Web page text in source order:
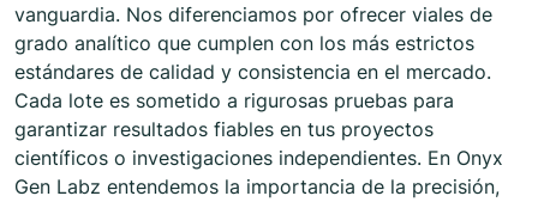
vanguardia. Nos diferenciamos por ofrecer viales de
grado analítico que cumplen con los más estrictos
estándares de calidad y consistencia en el mercado.
Cada lote es sometido a rigurosas pruebas para
garantizar resultados fiables en tus proyectos
científicos o investigaciones independientes. En Onyx
Gen Labz entendemos la importancia de la precisión,